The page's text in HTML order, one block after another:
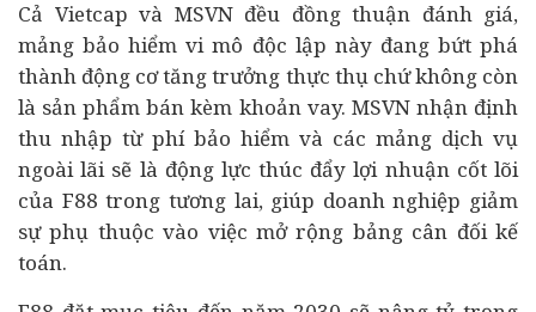
Cả Vietcap và MSVN đều đồng thuận đánh giá,
mảng bảo hiểm vi mô độc lập này đang bứt phá
thành động cơ tăng trưởng thực thụ chứ không còn
là sản phẩm bán kèm khoản vay. MSVN nhận định
thu nhập từ phí bảo hiểm và các mảng dịch vụ
ngoài lãi sẽ là động lực thúc đẩy lợi nhuận cốt lõi
của F88 trong tương lai, giúp doanh nghiệp giảm
sự phụ thuộc vào việc mở rộng bảng cân đối kế
toán.